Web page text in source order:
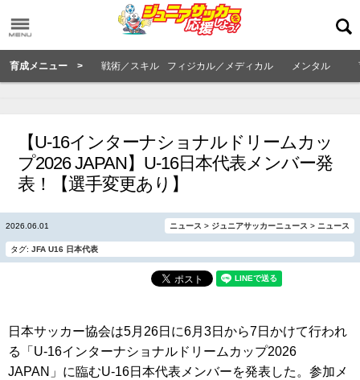
育成メニュー > 戦術／スキル フィジカル／メディカル メンタル
【U-16インターナショナルドリームカッ
プ2026 JAPAN】U-16日本代表メンバー発
表！【選手変更あり】
2026.06.01 ニュース > ジュニアサッカーニュース > ニュース
タグ: JFA U16 日本代表
日本サッカー協会は5月26日に6月3日から7日かけて行われ
る「U-16インターナショナルドリームカップ2026
JAPAN」に臨むU-16日本代表メンバーを発表した。参加メ